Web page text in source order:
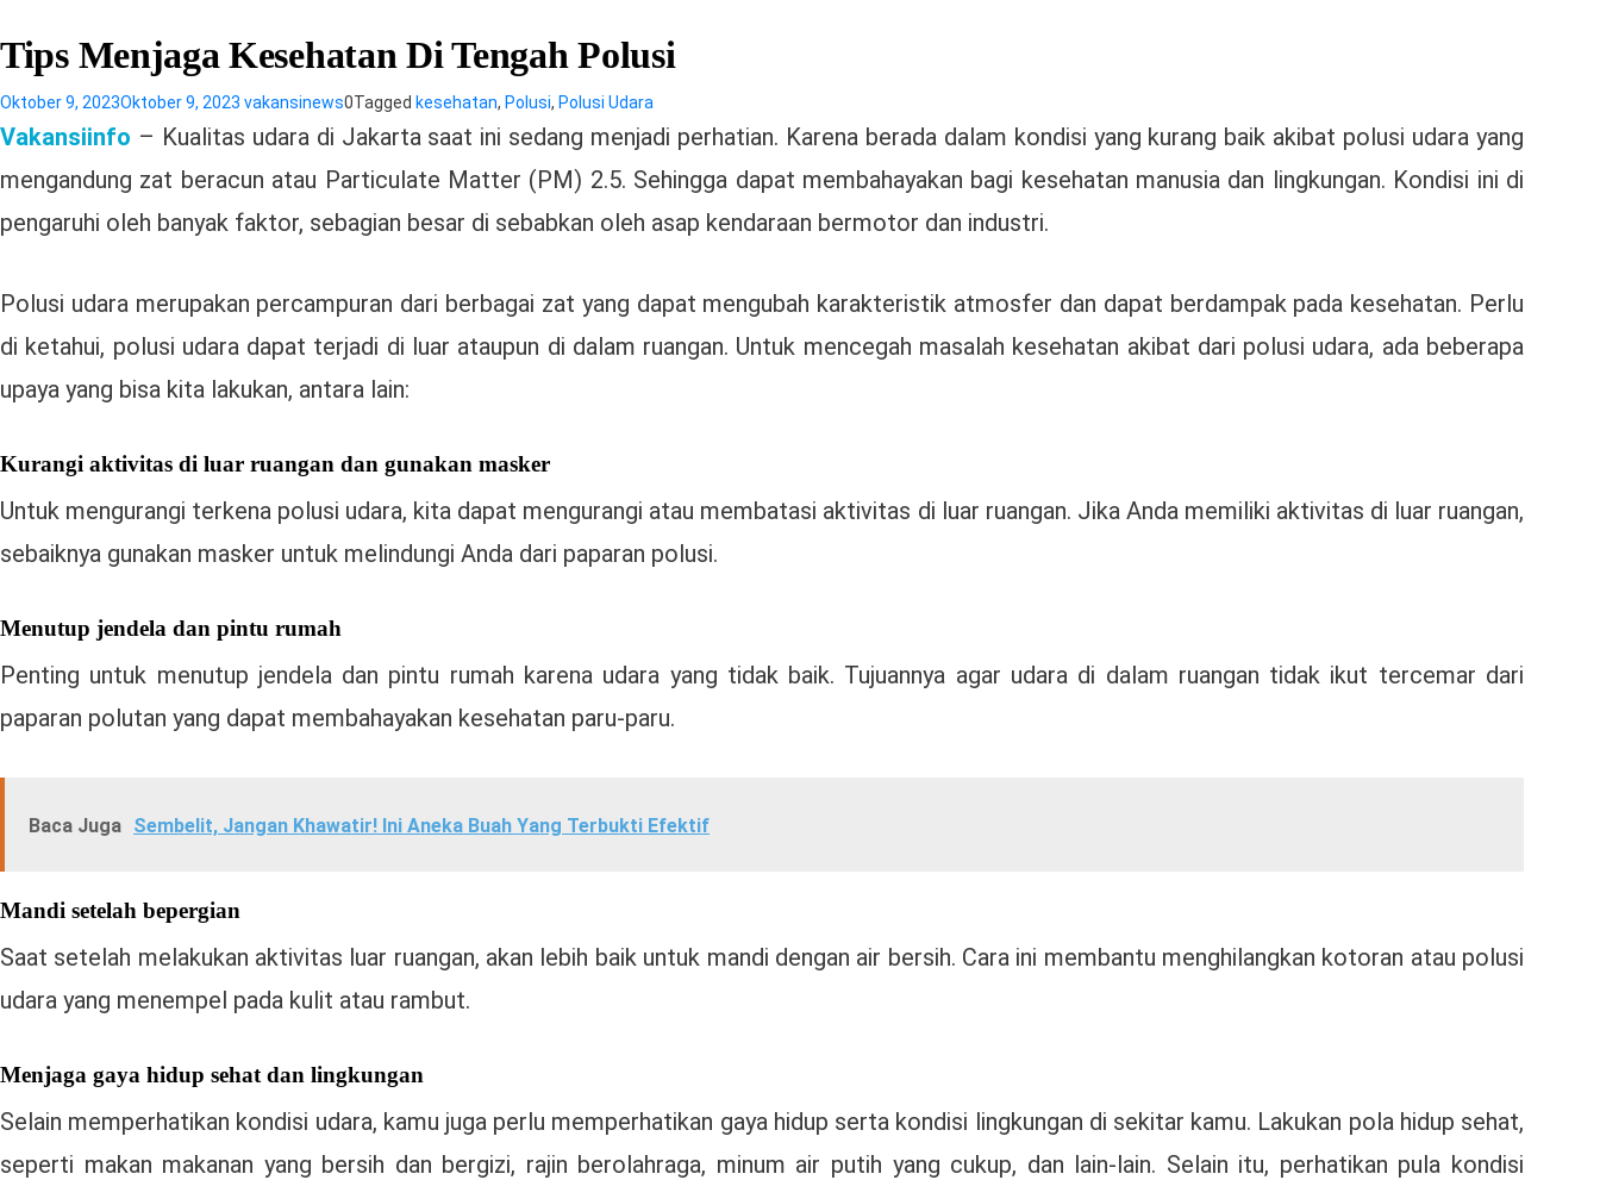
Tips Menjaga Kesehatan Di Tengah Polusi
Oktober 9, 2023Oktober 9, 2023 vakansinews0Tagged kesehatan, Polusi, Polusi Udara
Vakansiinfo – Kualitas udara di Jakarta saat ini sedang menjadi perhatian. Karena berada dalam kondisi yang kurang baik akibat polusi udara yang
mengandung zat beracun atau Particulate Matter (PM) 2.5. Sehingga dapat membahayakan bagi kesehatan manusia dan lingkungan. Kondisi ini di
pengaruhi oleh banyak faktor, sebagian besar di sebabkan oleh asap kendaraan bermotor dan industri.
Polusi udara merupakan percampuran dari berbagai zat yang dapat mengubah karakteristik atmosfer dan dapat berdampak pada kesehatan. Perlu
di ketahui, polusi udara dapat terjadi di luar ataupun di dalam ruangan. Untuk mencegah masalah kesehatan akibat dari polusi udara, ada beberapa
upaya yang bisa kita lakukan, antara lain:
Kurangi aktivitas di luar ruangan dan gunakan masker
Untuk mengurangi terkena polusi udara, kita dapat mengurangi atau membatasi aktivitas di luar ruangan. Jika Anda memiliki aktivitas di luar ruangan,
sebaiknya gunakan masker untuk melindungi Anda dari paparan polusi.
Menutup jendela dan pintu rumah
Penting untuk menutup jendela dan pintu rumah karena udara yang tidak baik. Tujuannya agar udara di dalam ruangan tidak ikut tercemar dari
paparan polutan yang dapat membahayakan kesehatan paru-paru.
Baca Juga Sembelit, Jangan Khawatir! Ini Aneka Buah Yang Terbukti Efektif
Mandi setelah bepergian
Saat setelah melakukan aktivitas luar ruangan, akan lebih baik untuk mandi dengan air bersih. Cara ini membantu menghilangkan kotoran atau polusi
udara yang menempel pada kulit atau rambut.
Menjaga gaya hidup sehat dan lingkungan
Selain memperhatikan kondisi udara, kamu juga perlu memperhatikan gaya hidup serta kondisi lingkungan di sekitar kamu. Lakukan pola hidup sehat,
seperti makan makanan yang bersih dan bergizi, rajin berolahraga, minum air putih yang cukup, dan lain-lain. Selain itu, perhatikan pula kondisi